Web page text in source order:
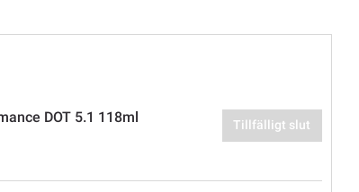
DOT 5.1 118ml
Tillfälligt slut